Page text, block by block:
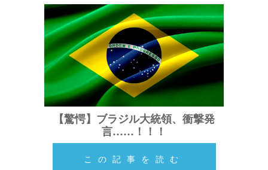
【驚愕】ブラジル大統領、衝撃発
言……！！！
この記事を読む